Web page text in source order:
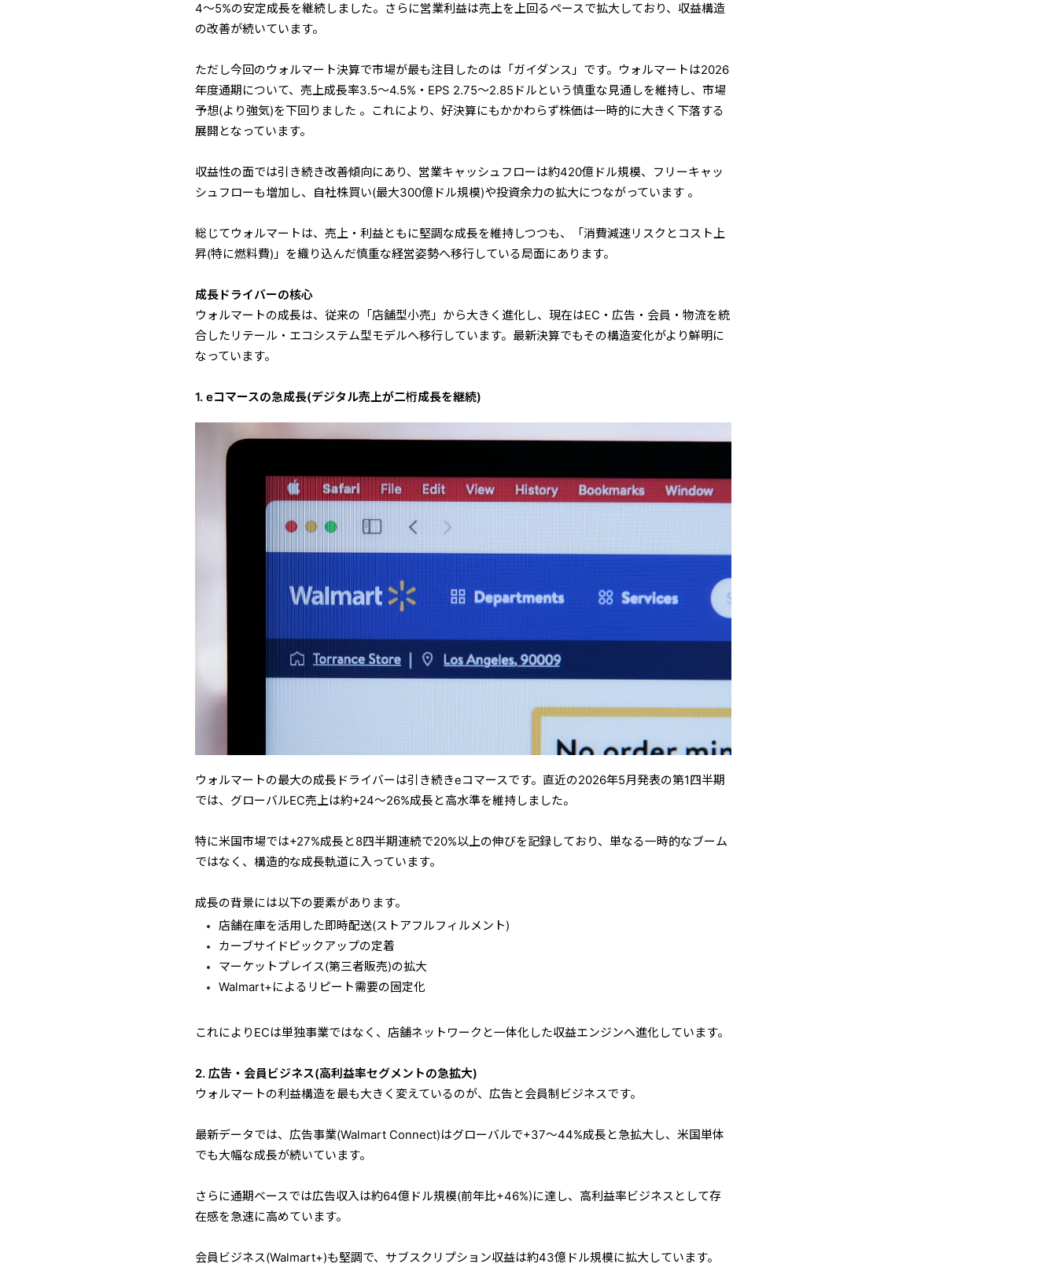
4〜5%の安定成長を継続しました。さらに営業利益は売上を上回るペースで拡大しており、収益構造
の改善が続いています。
ただし今回のウォルマート決算で市場が最も注目したのは「ガイダンス」です。ウォルマートは2026
年度通期について、売上成長率3.5〜4.5%・EPS 2.75〜2.85ドルという慎重な見通しを維持し、市場
予想(より強気)を下回りました 。これにより、好決算にもかかわらず株価は一時的に大きく下落する
展開となっています。
収益性の面では引き続き改善傾向にあり、営業キャッシュフローは約420億ドル規模、フリーキャッ
シュフローも増加し、自社株買い(最大300億ドル規模)や投資余力の拡大につながっています 。
総じてウォルマートは、売上・利益ともに堅調な成長を維持しつつも、「消費減速リスクとコスト上
昇(特に燃料費)」を織り込んだ慎重な経営姿勢へ移行している局面にあります。
成長ドライバーの核心
ウォルマートの成長は、従来の「店舗型小売」から大きく進化し、現在はEC・広告・会員・物流を統
合したリテール・エコシステム型モデルへ移行しています。最新決算でもその構造変化がより鮮明に
なっています。
1. eコマースの急成長(デジタル売上が二桁成長を継続)
ウォルマートの最大の成長ドライバーは引き続きeコマースです。直近の2026年5月発表の第1四半期
では、グローバルEC売上は約+24〜26%成長と高水準を維持しました。
特に米国市場では+27%成長と8四半期連続で20%以上の伸びを記録しており、単なる一時的なブーム
ではなく、構造的な成長軌道に入っています。
成長の背景には以下の要素があります。
店舗在庫を活用した即時配送(ストアフルフィルメント)
カーブサイドピックアップの定着
マーケットプレイス(第三者販売)の拡大
Walmart+によるリピート需要の固定化
これによりECは単独事業ではなく、店舗ネットワークと一体化した収益エンジンへ進化しています。
2. 広告・会員ビジネス(高利益率セグメントの急拡大)
ウォルマートの利益構造を最も大きく変えているのが、広告と会員制ビジネスです。
最新データでは、広告事業(Walmart Connect)はグローバルで+37〜44%成長と急拡大し、米国単体
でも大幅な成長が続いています。
さらに通期ベースでは広告収入は約64億ドル規模(前年比+46%)に達し、高利益率ビジネスとして存
在感を急速に高めています。
会員ビジネス(Walmart+)も堅調で、サブスクリプション収益は約43億ドル規模に拡大しています。